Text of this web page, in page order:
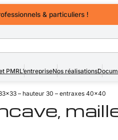
& particuliers !
PMRL’entrepriseNos réalisations
– hauteur 30 – entraxes 40×40